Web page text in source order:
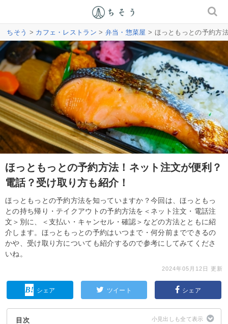
ちそう > カフェ・レストラン > 弁当・惣菜屋 > ほっともっとの予約方
ほっともっとの予約方法！ネット注文が便利？
電話？受け取り方も紹介！
ほっともっとの予約方法を知っていますか？今回は、ほっともっ
との持ち帰り・テイクアウトの予約方法を＜ネット注文・電話注
文＞別に、＜支払い・キャンセル・確認＞などの方法とともに紹
介します。ほっともっとの予約はいつまで・何分前までできるの
かや、受け取り方についても紹介するので参考にしてみてくださ
いね。
2024年05月12日 更新
シェア ツイート シェア
目次